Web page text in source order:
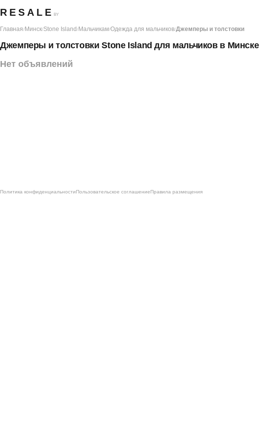
RESALE BY
Главная/Минск/Stone Island/Мальчикам/Одежда для мальчиков/Джемперы и толстовки
Джемперы и толстовки Stone Island для мальчиков в Минске
Нет объявлений
Политика конфиденциальностиПользовательское соглашениеПравила размещения